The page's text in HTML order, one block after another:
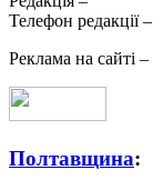
Телефон редакції –
Реклама на сайті –
Полтавщина: